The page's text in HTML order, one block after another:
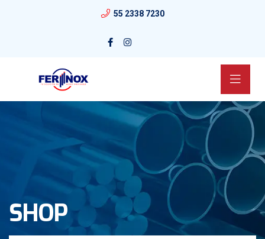
55 2338 7230
SHOP